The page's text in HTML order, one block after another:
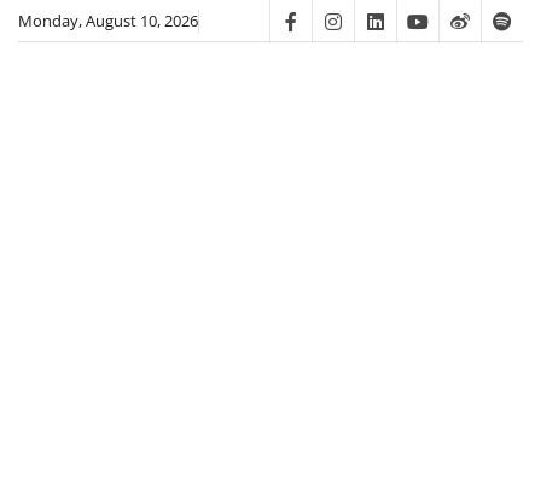
SkipMonday, August 10, 2026 FacebookInstagram
LinkedinYoutube
Weibo